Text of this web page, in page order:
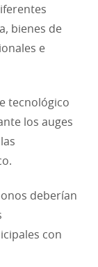
bienes de
e
tecnológico
los auges
deberían
con